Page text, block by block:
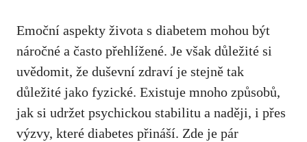
Emoční aspekty života‌ s diabetem mohou být
náročné a často přehlížené. ⁢Je‍ však důležité si
⁢uvědomit, ‌že duševní ‍zdraví je stejně⁤ tak
důležité‌ jako fyzické. Existuje mnoho způsobů,
jak si udržet psychickou stabilitu‌ a naději, i přes
výzvy, které ‌diabetes přináší. Zde je pár